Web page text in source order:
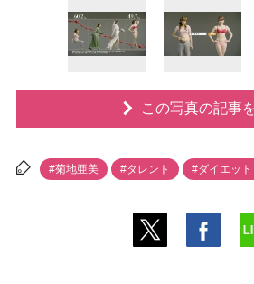
この写真の記事
#菊地亜美 #タレント #ダイエッ